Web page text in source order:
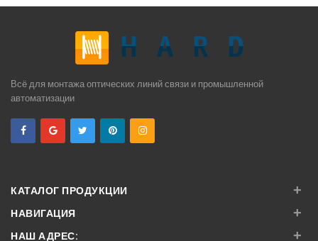
Всё для монтажа оптических линий связи и промышленной
автоматизации
КАТАЛОГ ПРОДУКЦИИ +
НАВИГАЦИЯ +
НАШ АДРЕС: +